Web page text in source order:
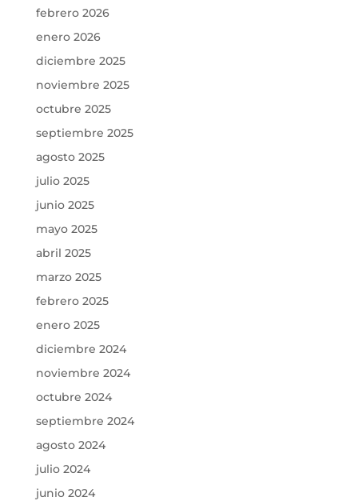
febrero 2026
enero 2026
diciembre 2025
noviembre 2025
octubre 2025
septiembre 2025
agosto 2025
julio 2025
junio 2025
mayo 2025
abril 2025
marzo 2025
febrero 2025
enero 2025
diciembre 2024
noviembre 2024
octubre 2024
septiembre 2024
agosto 2024
julio 2024
junio 2024